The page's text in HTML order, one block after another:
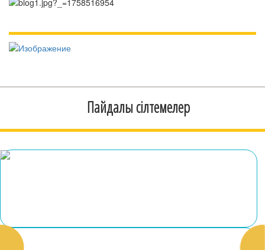
Пайдалы сілтемелер